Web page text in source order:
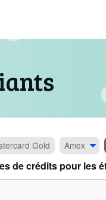
Gold Amex
de crédits pour les